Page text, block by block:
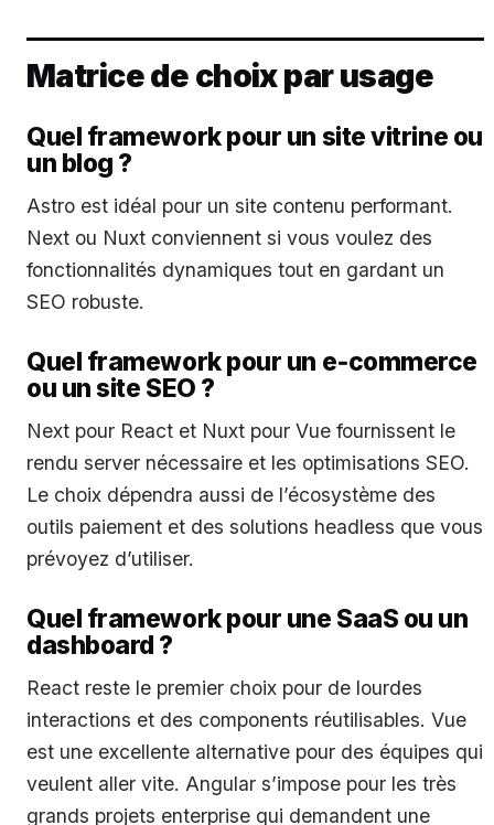
Matrice de choix par usage
Quel framework pour un site vitrine ou
un blog ?
Astro est idéal pour un site contenu performant.
Next ou Nuxt conviennent si vous voulez des
fonctionnalités dynamiques tout en gardant un
SEO robuste.
Quel framework pour un e‑commerce
ou un site SEO ?
Next pour React et Nuxt pour Vue fournissent le
rendu server nécessaire et les optimisations SEO.
Le choix dépendra aussi de l’écosystème des
outils paiement et des solutions headless que vous
prévoyez d’utiliser.
Quel framework pour une SaaS ou un
dashboard ?
React reste le premier choix pour de lourdes
interactions et des components réutilisables. Vue
est une excellente alternative pour des équipes qui
veulent aller vite. Angular s’impose pour les très
grands projets enterprise qui demandent une